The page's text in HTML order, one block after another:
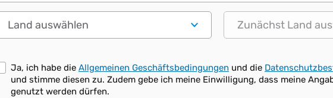
Land auswählen Status
Ja, ich habe die Allgemeinen Geschäftsbedingungen und die
und stimme diesen zu. Zudem gebe ich meine Einwilligung, dass meine
genutzt werden dürfen.